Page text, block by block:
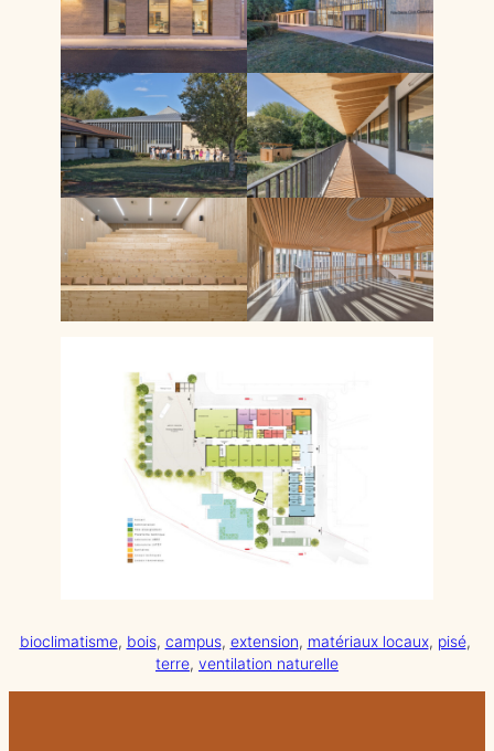
bioclimatisme, bois, campus, extension, matériaux locaux, pisé
terre, ventilation naturelle